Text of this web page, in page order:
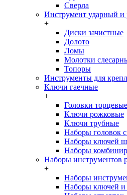
Сверла
Инструмент ударный
+
Диски зачистные
Долото
Ломы
Молотки
Топоры
Инструменты для
Ключи гаечные
+
Головки
Ключи рожковые
Ключи трубные
Наборы головок
Наборы ключей
Наборы
Наборы инструментов
+
Наборы
Наборы ключей и